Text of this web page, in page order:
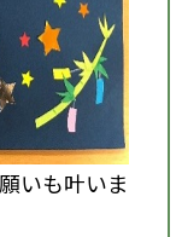
いも叶いま